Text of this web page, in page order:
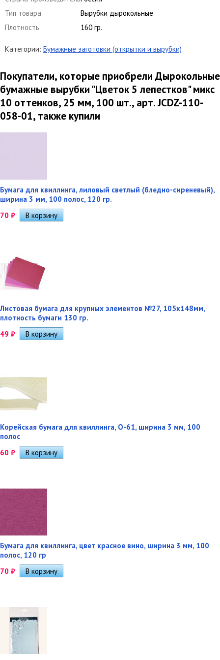
Тип товара
Вырубки дырокольные
Плотность
160 гр.
Категории: Бумажные заготовки (открытки и вырубки)
Покупатели, которые приобрели Дырокольные
бумажные вырубки "Цветок 5 лепестков" микс
10 оттенков, 25 мм, 100 шт., арт. JCDZ-110-
058-01, также купили
Бумага для квиллинга, лиловый светлый (бледно-сиреневый),
ширина 3 мм, 100 полос, 120 гр.
70 ₽
Листовая бумага для крупных элементов №27, 105х148мм,
плотность бумаги 130 гр.
49 ₽
Корейская бумага для квиллинга, O-61, ширина 3 мм, 100
полос
60 ₽
Бумага для квиллинга, цвет красное вино, ширина 3 мм, 100
полос, 120 гр
70 ₽